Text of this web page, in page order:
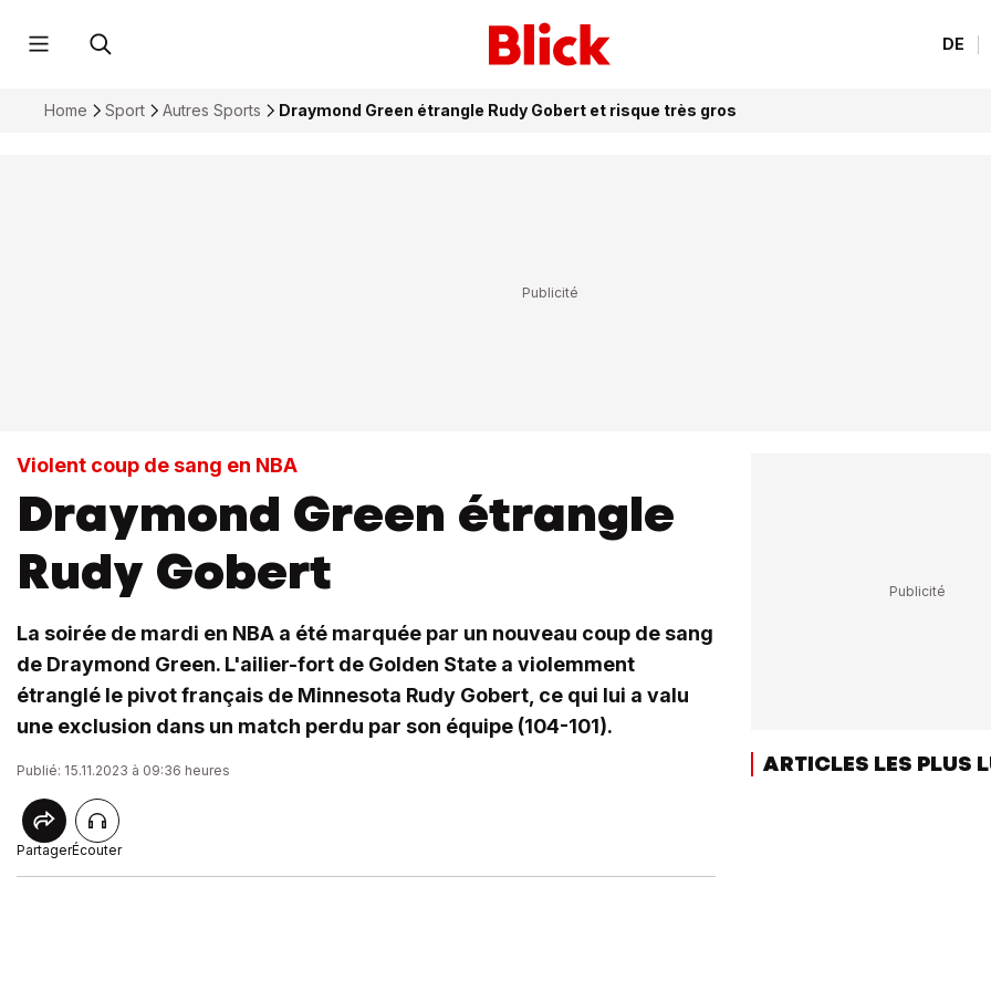
DE
Home Sport Autres Sports Draymond Green étrangle Rudy Gobert et risque très gros
Violent coup de sang en NBA
Draymond Green étrangle
Rudy Gobert
La soirée de mardi en NBA a été marquée par un nouveau coup de sang
de Draymond Green. L'ailier-fort de Golden State a violemment
étranglé le pivot français de Minnesota Rudy Gobert, ce qui lui a valu
une exclusion dans un match perdu par son équipe (104-101).
Publié: 15.11.2023 à 09:36 heures
PartagerÉcouter
ARTICLES LES PLUS